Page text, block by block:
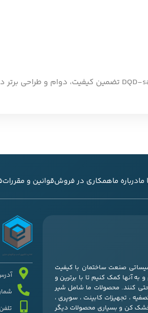
درباره ماهمکاری در فروشقوانین و مقررات
صنعت ساختمان با کیفیت
آنها کمک کنیم تا با برترین و
کنند. محصولات ما شامل شیر
، تجهیزات کابینت ، سوپری ،
خشک کن و بسیاری محصولات دیگر